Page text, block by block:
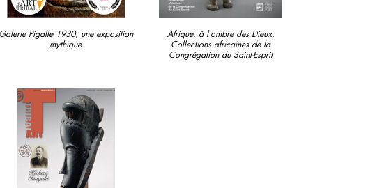
Galerie Pigalle 1930, une exposition
mythique
Afrique, à l'ombre des Dieux,
Collections africaines de la
Congrégation du Saint-Esprit